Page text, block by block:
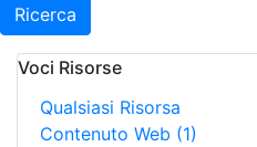
Ricerca
Voci Risorse
Qualsiasi Risorsa
Contenuto Web (1)